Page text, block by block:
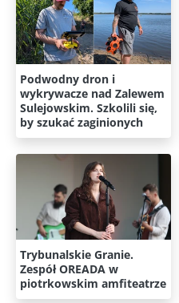
Podwodny dron i
wykrywacze nad Zalewem
Sulejowskim. Szkolili się,
by szukać zaginionych
Trybunalskie Granie.
Zespół OREADA w
piotrkowskim amfiteatrze